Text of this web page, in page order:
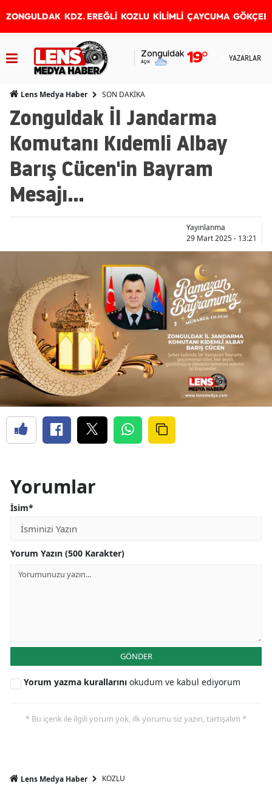
ZONGULDAK KDZ. EREĞLİ KOZLU KİLİMLİ ÇAYCUMA
Zonguldak
Açık 19° YAZARLAR
Lens Medya Haber SON DAKİKA
Zonguldak İl Jandarma
Komutanı Kıdemli Albay
Barış Cücen'in Bayram
Mesajı...
Yayınlanma
29 Mart 2025 - 13:21
Yorumlar
İsim*
Yorum Yazın (500 Karakter)
GÖNDER
Yorum yazma kurallarını okudum ve kabul ediyorum
* Bu içerik ile ilgili yorum yok, ilk yorumu siz yazın, tartışalım *
Lens Medya Haber KOZLU